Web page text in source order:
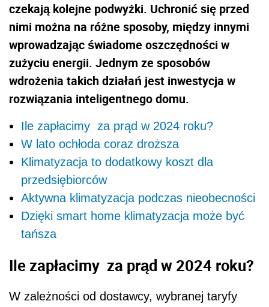
czekają kolejne podwyżki. Uchronić się przed
nimi można na różne sposoby, między innymi
wprowadzając świadome oszczędności w
zużyciu energii. Jednym ze sposobów
wdrożenia takich działań jest inwestycja w
rozwiązania inteligentnego domu.
Ile zapłacimy za prąd w 2024 roku?
W lato ochłoda coraz droższa
Klimatyzacja to dodatkowy koszt dla
przedsiębiorców
Aktywna klimatyzacja podczas nieobecności
Dzięki smart home klimatyzacja może być
tańsza
Ile zapłacimy za prąd w 2024 roku?
W zależności od dostawcy, wybranej taryfy